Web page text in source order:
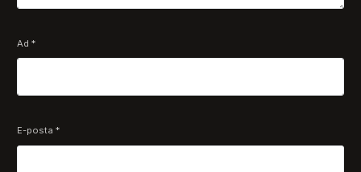
Ad*
E-posta*